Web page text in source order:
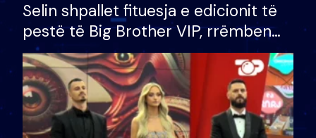
Selin shpallet fituesja e edicionit të
pestë të Big Brother VIP, rrëmben
çmimin e madh prej 100 mijë eurosh